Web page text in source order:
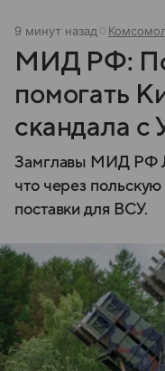
9 минут назад
МИД РФ:
помогать
скандала с
Замглавы МИД РФ
что через
поставки для ВСУ.